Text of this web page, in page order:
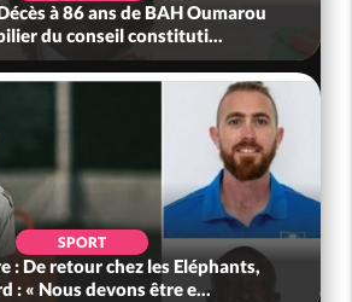
à 86 ans de BAH Oumarou
du conseil constituti...
SPORT
: De retour chez les Eléphants,
: « Nous devons être e...